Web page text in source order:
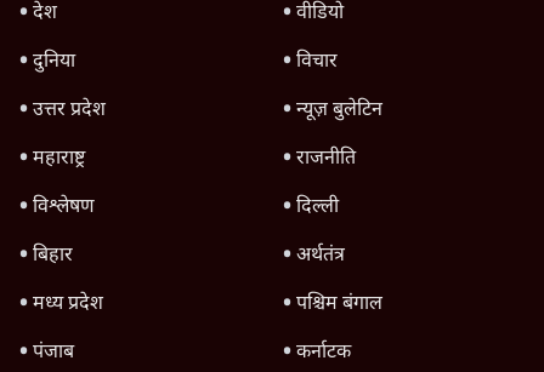
देश
वीडियो
दुनिया
विचार
उत्तर प्रदेश
न्यूज़ बुलेटिन
महाराष्ट्र
राजनीति
विश्लेषण
दिल्ली
बिहार
अर्थतंत्र
मध्य प्रदेश
पश्चिम बंगाल
पंजाब
कर्नाटक